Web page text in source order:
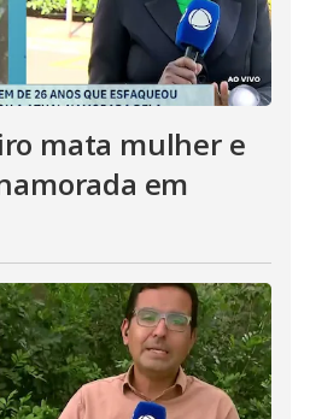
mata mulher e
em